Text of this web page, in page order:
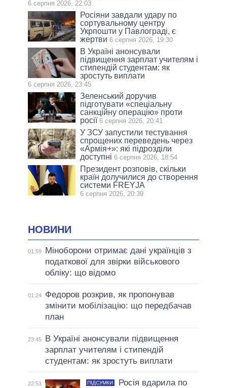
6 серпня 2026, 22:03
Росіяни завдали удару по
сортувальному центру
Укрпошти у Павлограді, є
жертви 6 серпня 2026, 19:30
В Україні анонсували
підвищення зарплат учителям і
стипендій студентам: як
зростуть виплати
6 серпня 2026, 23:45
Зеленський доручив
підготувати «спеціальну
санкційну операцію» проти
росії 6 серпня 2026, 20:41
У ЗСУ запустили тестування
спрощених переведень через
«Армія+»: які підрозділи
доступні 6 серпня 2026, 18:54
Президент розповів, скільки
країн долучилися до створення
системи FREYJA
6 серпня 2026, 20:39
НОВИНИ
01:59
Міноборони отримає дані українців з
податкової для звірки військового
обліку: що відомо
01:24
Федоров розкрив, як пропонував
змінити мобілізацію: що передбачав
план
23:45
В Україні анонсували підвищення
зарплат учителям і стипендій
студентам: як зростуть виплати
22:53 ПІДСУМКИ
Росія вдарила по